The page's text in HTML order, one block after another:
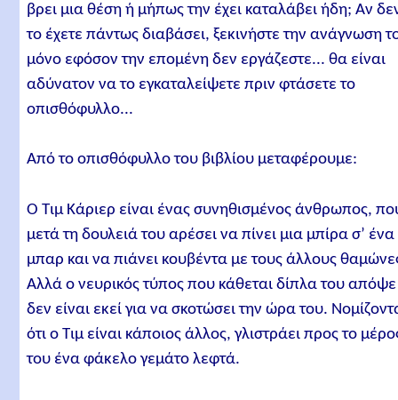
βρει μια θέση ή μήπως την έχει καταλάβει ήδη; Αν
το έχετε πάντως διαβάσει, ξεκινήστε την ανάγνωση
μόνο εφόσον την επομένη δεν εργάζεστε... θα είναι
αδύνατον να το εγκαταλείψετε πριν φτάσετε το
οπισθόφυλλο...
Από το οπισθόφυλλο του βιβλίου μεταφέρουμε:
Ο Τιμ Κάριερ είναι ένας συνηθισμένος άνθρωπος,
μετά τη δουλειά του αρέσει να πίνει μια μπίρα σ’ ένα
μπαρ και να πιάνει κουβέντα με τους άλλους
Αλλά ο νευρικός τύπος που κάθεται δίπλα του απόψε
δεν είναι εκεί για να σκοτώσει την ώρα του.
ότι ο Τιμ είναι κάποιος άλλος, γλιστράει προς το
του ένα φάκελο γεμάτο λεφτά.